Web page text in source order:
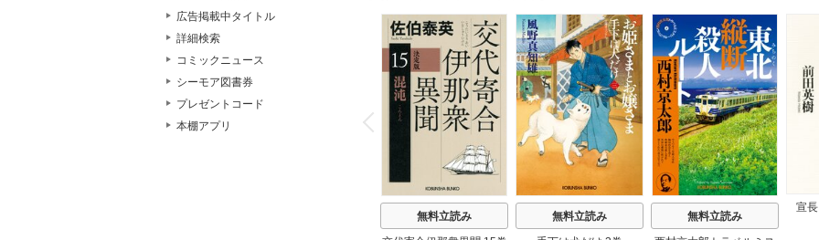
広告掲載中タイトル
詳細検索
コミックニュース
シーモア図書券
プレゼントコード
本棚アプリ
P
r
e
i
o
u
s
無料立読み
無料立読み
無料立読み
宣